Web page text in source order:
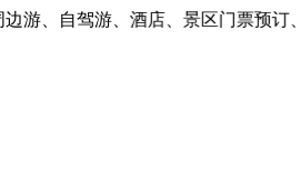
、自驾游、酒店、景区门票预订、